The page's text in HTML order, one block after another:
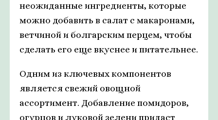
неожиданные ингредиенты, которые
можно добавить в салат с макаронами,
ветчиной и болгарским перцем, чтобы
сделать его еще вкуснее и питательнее.
Одним из ключевых компонентов
является свежий овощной
ассортимент. Добавление помидоров,
огурцов и луковой зелени придаст